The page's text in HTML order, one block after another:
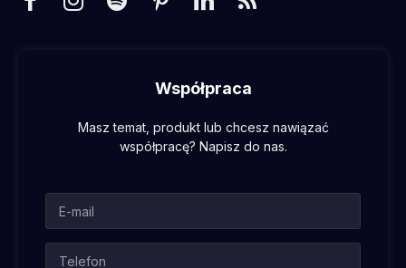
FacebookInstagramSpotifyPinterestLinkedInRSS
Współpraca
Masz temat, produkt lub chcesz nawiązać
współpracę? Napisz do nas.